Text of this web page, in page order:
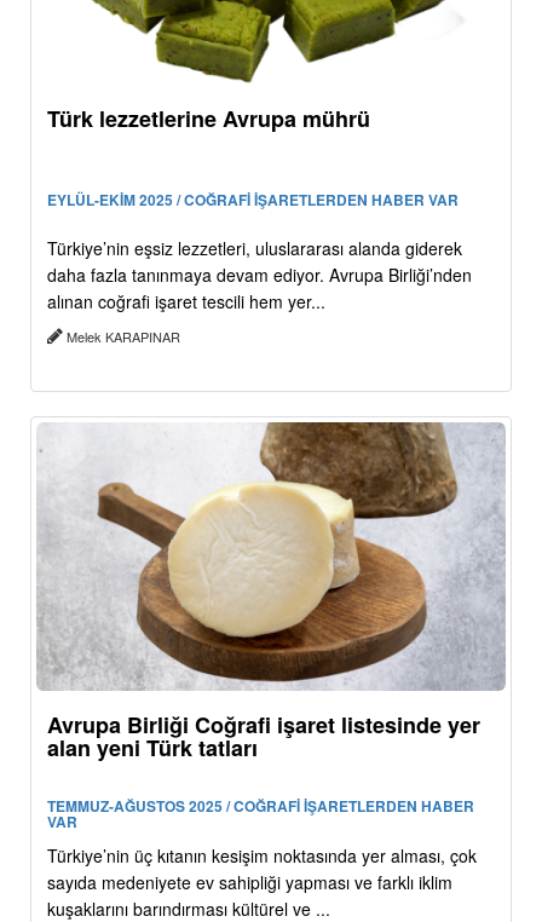
Türk lezzetlerine Avrupa mührü
EYLÜL-EKİM 2025 / COĞRAFİ İŞARETLERDEN HABER VAR
Türkiye’nin eşsiz lezzetleri, uluslararası alanda giderek
daha fazla tanınmaya devam ediyor. Avrupa Birliği’nden
alınan coğrafi işaret tescili hem yer...
Melek KARAPINAR
Avrupa Birliği Coğrafi işaret listesinde yer
alan yeni Türk tatları
TEMMUZ-AĞUSTOS 2025 / COĞRAFİ İŞARETLERDEN HABER
VAR
Türkiye’nin üç kıtanın kesişim noktasında yer alması, çok
sayıda medeniyete ev sahipliği yapması ve farklı iklim
kuşaklarını barındırması kültürel ve ...